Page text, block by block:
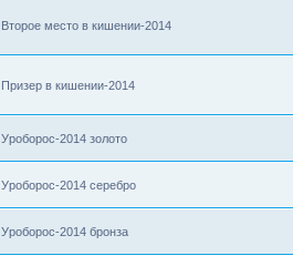
Второе место в кишении-2014
Призер в кишении-2014
Уроборос-2014 золото
Уроборос-2014 серебро
Уроборос-2014 бронза